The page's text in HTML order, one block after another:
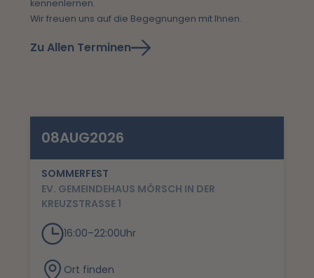
kennenlernen.
Wir freuen uns auf die Begegnungen mit Ihnen.
Zu Allen Terminen
08AUG2026
SOMMERFEST
EV. GEMEINDEHAUS MÖRSCH IN DER
KREUZSTRASSE 1
16:00–22:00Uhr
Ort finden